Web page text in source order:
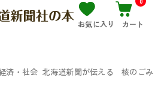
お気に入り カート
済・社会 北海道新聞が伝える 核のごみ